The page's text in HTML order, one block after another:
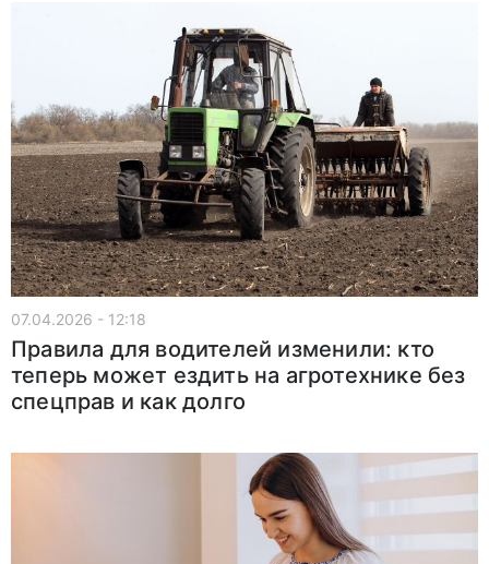
07.04.2026 - 12:18
Правила для водителей изменили: кто
теперь может ездить на агротехнике без
спецправ и как долго